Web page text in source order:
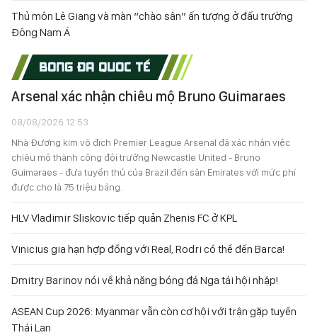
Thủ môn Lê Giang và màn “chào sân” ấn tượng ở đấu trường
Đông Nam Á
BÓNG ĐÁ QUỐC TẾ
Arsenal xác nhận chiêu mộ Bruno Guimaraes
08/08/2026 12:53
Nhà Đương kim vô địch Premier League Arsenal đã xác nhận việc
chiêu mộ thành công đội trưởng Newcastle United - Bruno
Guimaraes - đưa tuyển thủ của Brazil đến sân Emirates với mức phí
được cho là 75 triệu bảng.
HLV Vladimir Sliskovic tiếp quản Zhenis FC ở KPL
Vinicius gia hạn hợp đồng với Real, Rodri có thể đến Barca!
Dmitry Barinov nói về khả năng bóng đá Nga tái hội nhập!
ASEAN Cup 2026: Myanmar vẫn còn cơ hội với trận gặp tuyển
Thái Lan